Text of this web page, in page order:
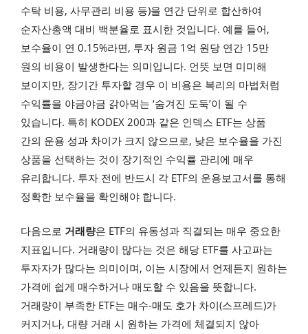
수탁 비용, 사무관리 비용 등)을 연간 단위로 합산하여
순자산총액 대비 백분율로 표시한 것입니다. 예를 들어,
보수율이 연 0.15%라면, 투자 원금 1억 원당 연간 15만
원의 비용이 발생한다는 의미입니다. 언뜻 보면 미미해
보이지만, 장기간 투자할 경우 이 비용은 복리의 마법처럼
수익률을 야금야금 갉아먹는 ‘숨겨진 도둑’이 될 수
있습니다. 특히 KODEX 200과 같은 인덱스 ETF는 상품
간의 운용 성과 차이가 크지 않으므로, 낮은 보수율을 가진
상품을 선택하는 것이 장기적인 수익률 관리에 매우
유리합니다. 투자 전에 반드시 각 ETF의 운용보고서를 통해
정확한 보수율을 확인해야 합니다.
다음으로 거래량은 ETF의 유동성과 직결되는 매우 중요한
지표입니다. 거래량이 많다는 것은 해당 ETF를 사고파는
투자자가 많다는 의미이며, 이는 시장에서 언제든지 원하는
가격에 쉽게 매수하거나 매도할 수 있음을 뜻합니다.
거래량이 부족한 ETF는 매수-매도 호가 차이(스프레드)가
커지거나, 대량 거래 시 원하는 가격에 체결되지 않아